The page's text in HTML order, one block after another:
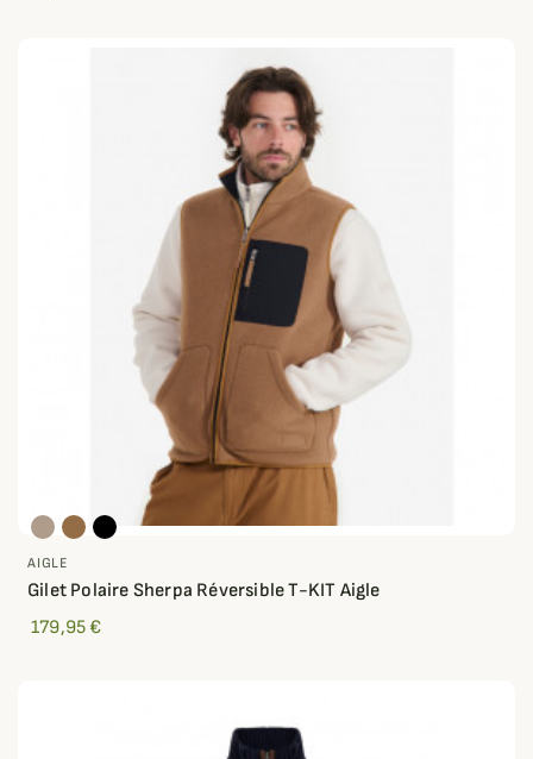
AIGLE
Gilet Polaire Sherpa Réversible T-KIT Aigle
179,95 €